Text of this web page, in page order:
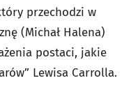
przechodzi w
(Michał Halena)
postaci, jakie
Lewisa Carrolla.